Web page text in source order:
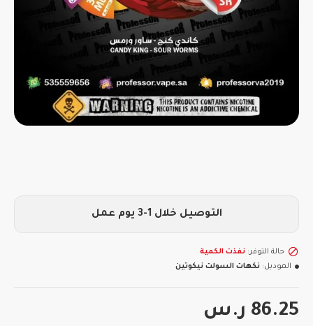
86.25 ر.س
حالة التوفر: نفذت الكمية
الموديل: نكهات السولت نيكوتين
التوصيل خلال 1-3 يوم عمل